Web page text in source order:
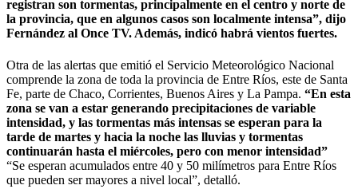
registran son tormentas, principalmente en el centro y norte de
la provincia, que en algunos casos son localmente intensa”, dijo
Fernández al Once TV. Además, indicó habrá vientos fuertes.
Otra de las alertas que emitió el Servicio Meteorológico Nacional
comprende la zona de toda la provincia de Entre Ríos, este de Santa
Fe, parte de Chaco, Corrientes, Buenos Aires y La Pampa. “En esta
zona se van a estar generando precipitaciones de variable
intensidad, y las tormentas más intensas se esperan para la
tarde de martes y hacia la noche las lluvias y tormentas
continuarán hasta el miércoles, pero con menor intensidad”
“Se esperan acumulados entre 40 y 50 milímetros para Entre Ríos
que pueden ser mayores a nivel local”, detalló.